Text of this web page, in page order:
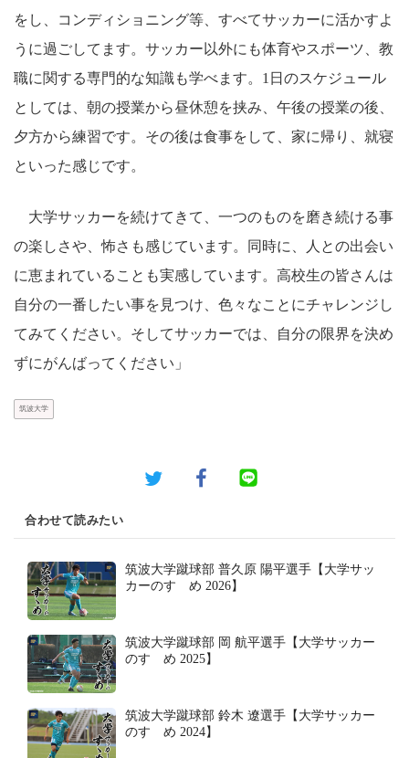
をし、コンディショニング等、すべてサッカーに活かすよ
うに過ごしてます。サッカー以外にも体育やスポーツ、教
職に関する専門的な知識も学べます。1日のスケジュール
としては、朝の授業から昼休憩を挟み、午後の授業の後、
夕方から練習です。その後は食事をして、家に帰り、就寝
といった感じです。
大学サッカーを続けてきて、一つのものを磨き続ける事
の楽しさや、怖さも感じています。同時に、人との出会い
に恵まれていることも実感しています。高校生の皆さんは
自分の一番したい事を見つけ、色々なことにチャレンジし
てみてください。そしてサッカーでは、自分の限界を決め
ずにがんばってください」
筑波大学
合わせて読みたい
筑波大学蹴球部 普久原 陽平選手【大学サッ
カーのすゝめ 2026】
筑波大学蹴球部 岡 航平選手【大学サッカー
のすゝめ 2025】
筑波大学蹴球部 鈴木 遼選手【大学サッカー
のすゝめ 2024】